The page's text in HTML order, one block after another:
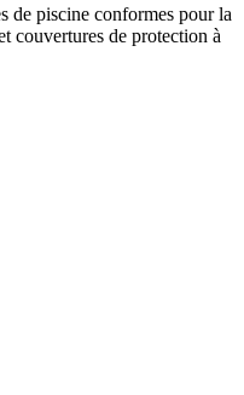
de piscine conformes pour la
couvertures de protection à